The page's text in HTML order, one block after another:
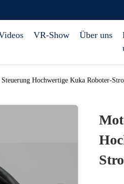
VR-Show Über uns
Hochwertige Kuka Roboter-